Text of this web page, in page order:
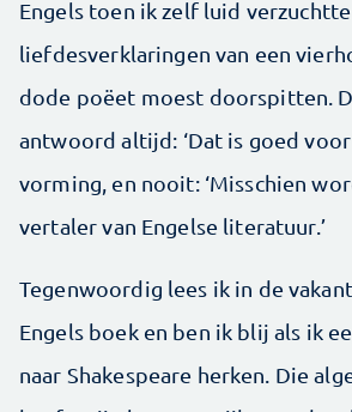
Engels toen ik zelf luid
liefdesverklaringen van een
dode poëet moest doorspitten.
antwoord altijd: ‘Dat is goed
vorming, en nooit: ‘Misschien
vertaler van Engelse literatuur.’
Tegenwoordig lees ik in de
Engels boek en ben ik blij als ik
naar Shakespeare herken. Die